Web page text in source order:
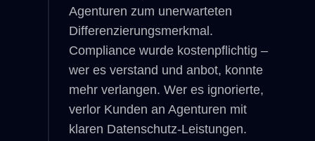
Agenturen zum unerwarteten
Differenzierungsmerkmal.
Compliance wurde kostenpflichtig –
wer es verstand und anbot, konnte
mehr verlangen. Wer es ignorierte,
verlor Kunden an Agenturen mit
klaren Datenschutz-Leistungen.